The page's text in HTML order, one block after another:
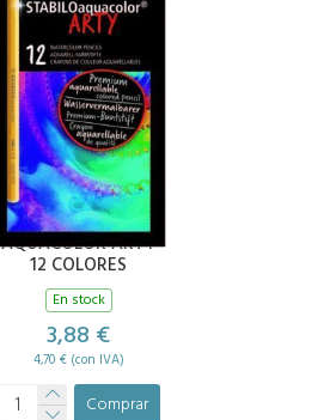
LAPIZ DE MADERA
STABILO
AQUACOLOR ARTY
12 COLORES
En stock
3,88 €
4,70 € (con IVA)
Comprar